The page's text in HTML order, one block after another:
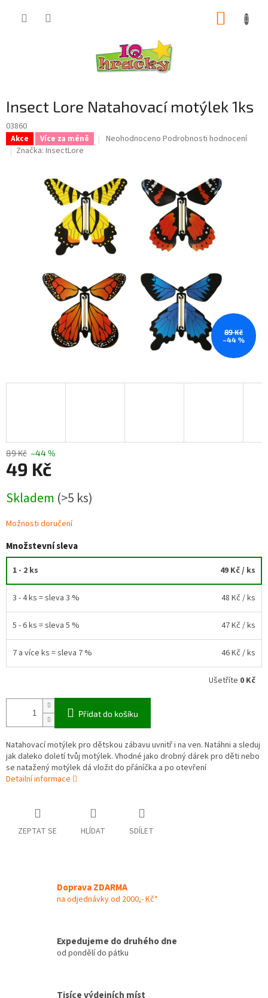
Insect Lore Natahovací motýlek 1ks
03860
Akce Více za méně
Průměrné
0,0
z
5
hvězdiček.
Neohodnoceno Podrobnosti hodnocení
Značka: InsectLore
89 Kč
–44 %
89 Kč –44 %
49 Kč
cena:
Skladem (>5 ks)
Možnosti doručení
Množstevní sleva
1 - 2 ks 49 Kč/ ks
3 - 4 ks = sleva 3 % 48 Kč / ks
5 - 6 ks = sleva 5 % 47 Kč / ks
7 a více ks = sleva 7 % 46 Kč / ks
Ušetříte 0 Kč
Přidat do košíku
Natahovací motýlek pro dětskou zábavu uvnitř i na ven. Natáhni a sleduj
jak daleko doletí tvůj motýlek. Vhodné jako drobný dárek pro děti nebo
se natažený motýlek dá vložit do přáníčka a po otevření
Detailní informace
ZEPTAT SE HLÍDAT SDÍLET
Doprava ZDARMA
na odjednávky od 2000,- Kč*
Expedujeme do druhého dne
od pondělí do pátku
Tisíce výdejních míst